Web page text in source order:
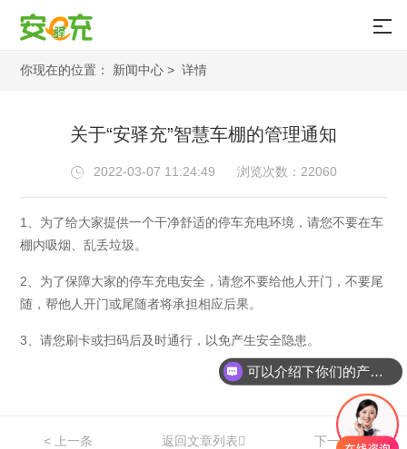
你现在的位置： 新闻中心 > 详情
关于“安驿充”智慧车棚的管理通知
 2022-03-07 11:24:49 浏览次数：22060
1、为了给大家提供一个干净舒适的停车充电环境，请您不要在车
棚内吸烟、乱丢垃圾。
2、为了保障大家的停车充电安全，请您不要给他人开门，不要尾
随，帮他人开门或尾随者将承担相应后果。
3、请您刷卡或扫码后及时通行，以免产生安全隐患。
< 上一条 返回文章列表 下一条 >
可以介绍下你们的产品么